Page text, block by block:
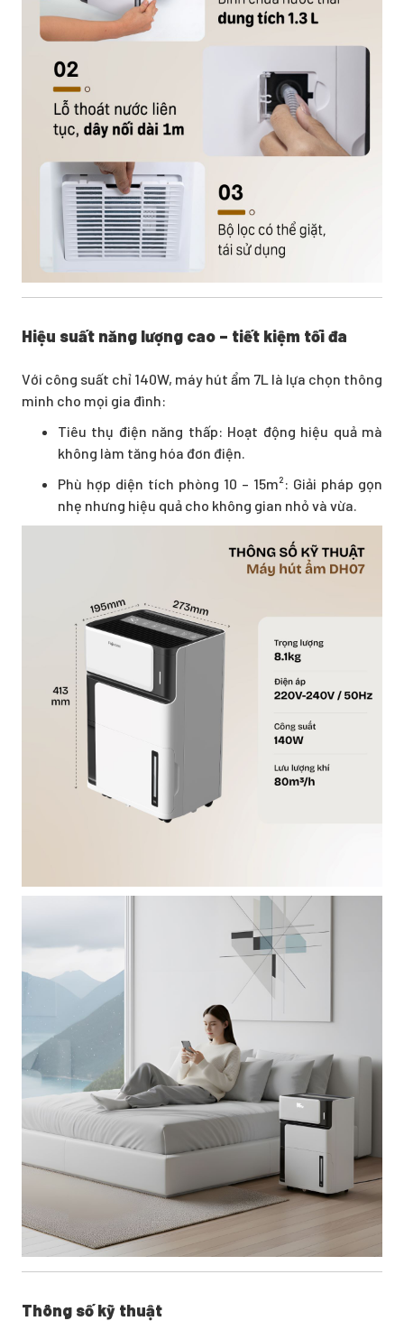
Hiệu suất năng lượng cao – tiết kiệm tối đa
Với công suất chỉ 140W, máy hút ẩm 7L là lựa chọn thông
minh cho mọi gia đình:
Tiêu thụ điện năng thấp: Hoạt động hiệu quả mà
không làm tăng hóa đơn điện.
Phù hợp diện tích phòng 10 – 15m²: Giải pháp gọn
nhẹ nhưng hiệu quả cho không gian nhỏ và vừa.
Thông số kỹ thuật